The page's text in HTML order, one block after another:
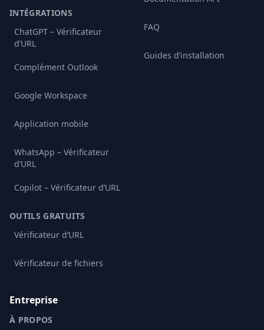
INTÉGRATIONS
ChatGPT – Vérificateur
d’URL
Complément Outlook
Google Workspace
Application mobile
WhatsApp – Vérificateur
d’URL
Copilot – Vérificateur d’URL
OUTILS GRATUITS
Vérificateur d’URL
Vérificateur de fichiers
FAQ
Guides d’installation
Entreprise
À PROPOS